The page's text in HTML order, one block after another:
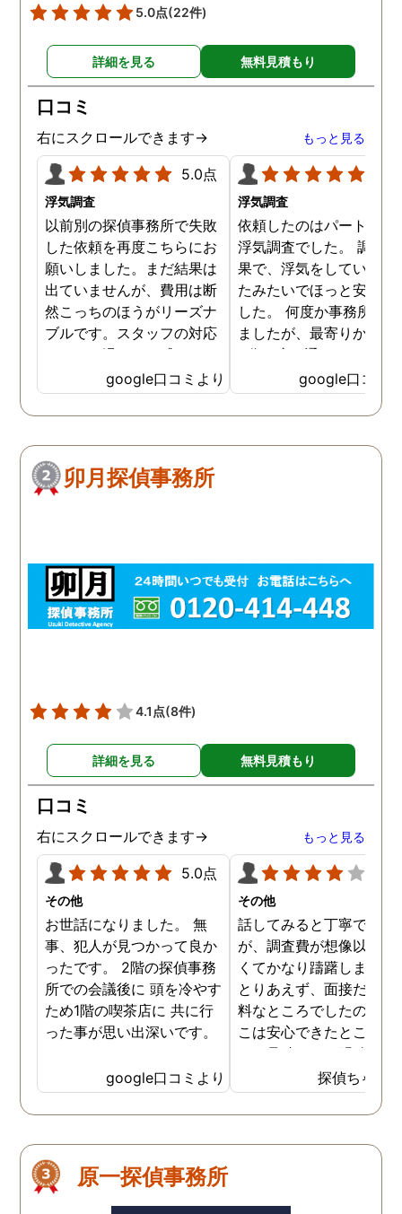
5.0点(22件)
詳細を見る 無料見積もり
口コミ
右にスクロールできます→ もっと見る
5.0点
浮気調査
以前別の探偵事務所で失敗
した依頼を再度こちらにお
願いしました。まだ結果は
出ていませんが、費用は断
然こっちのほうがリーズナ
ブルです。スタッフの対応
なんかも温かみを感じま
す。はじめからこちらにす
ればよかったです😢 …
google口コミより
浮気調査
依頼したのはパートナー
浮気調査でした。 調査
果で、浮気をしていなか
たみたいでほっと安心し
した。 何度か事務所に
ましたが、最寄りから徒
3分程度で通いやすかっ
google口コミ
卯月探偵事務所
4.1点(8件)
詳細を見る 無料見積もり
口コミ
右にスクロールできます→ もっと見る
5.0点
その他
お世話になりました。 無
事、犯人が見つかって良か
ったです。 2階の探偵事務
所での会議後に 頭を冷やす
ため1階の喫茶店に 共に行
った事が思い出深いです。
google口コミより
その他
話してみると丁寧でした
が、調査費が想像以上に
くてかなり躊躇しました
とりあえず、面接だけは
料なところでしたので、
こは安心できたところで
た。見積もりは明確でし
のでそこは信頼できまし
た。ある程度自信がある
柄に関して、その証拠を
使わないと、調査費のみ
と思います。そのような
探偵ちゃん
原一探偵事務所